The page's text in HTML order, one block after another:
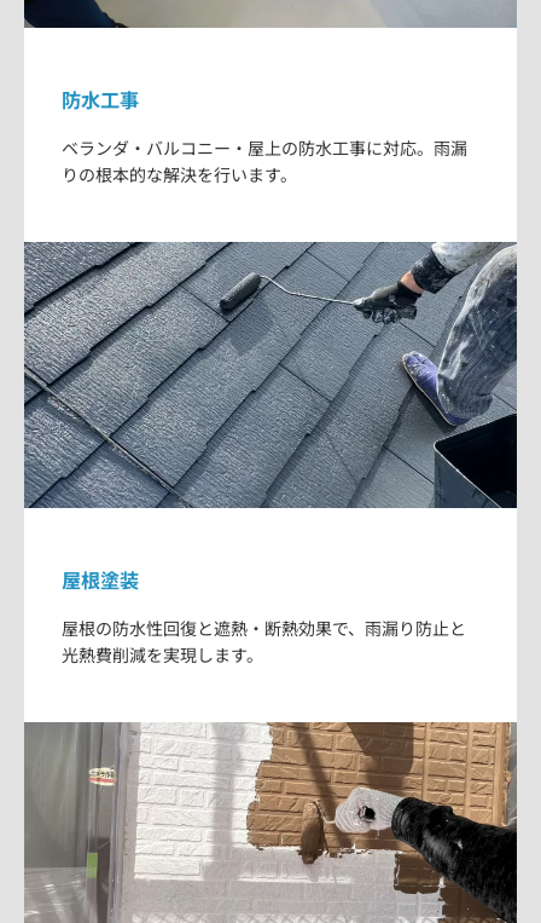
屋根塗装
屋根の防水性回復と遮熱・断熱効果で、雨漏り防止と
光熱費削減を実現します。
防水工事
ベランダ・バルコニー・屋上の防水工事に対応。雨漏
りの根本的な解決を行います。